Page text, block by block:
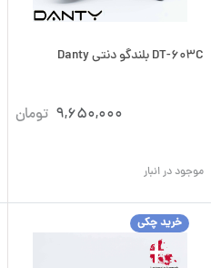
DT-603C بلندگو دنتی Danty
9,650,000 تومان
موجود در انبار
خرید چکی